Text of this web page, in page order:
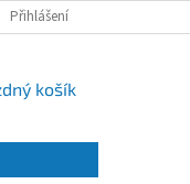
Přihlášení
košík